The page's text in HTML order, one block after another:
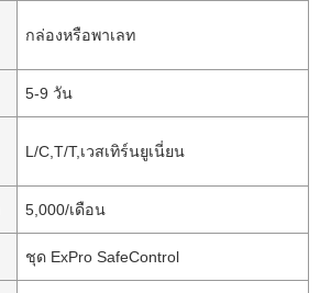
กล่องหรือพาเลท
5-9 วัน
L/C,T/T,เวสเทิร์นยูเนี่ยน
5,000/เดือน
ชุด ExPro SafeControl